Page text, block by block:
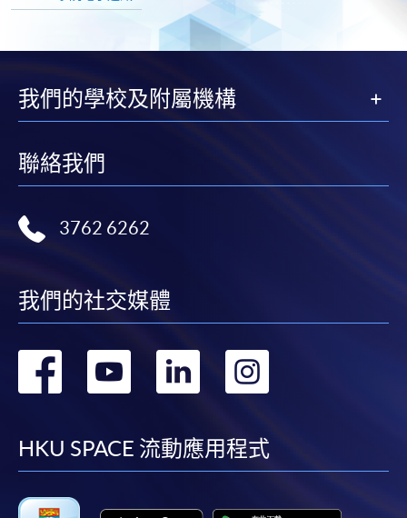
我們的學校及附屬機構
聯絡我們
3762 6262
我們的社交媒體
轉
facebook
轉
youtube
轉
linkedin
轉
HKU SPACE 流動應用程式